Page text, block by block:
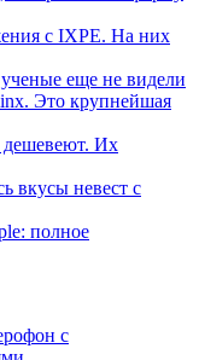
с IXPE. На них
еще не видели
Это крупнейшая
дешевеют. Их
вкусы невест с
полное
с